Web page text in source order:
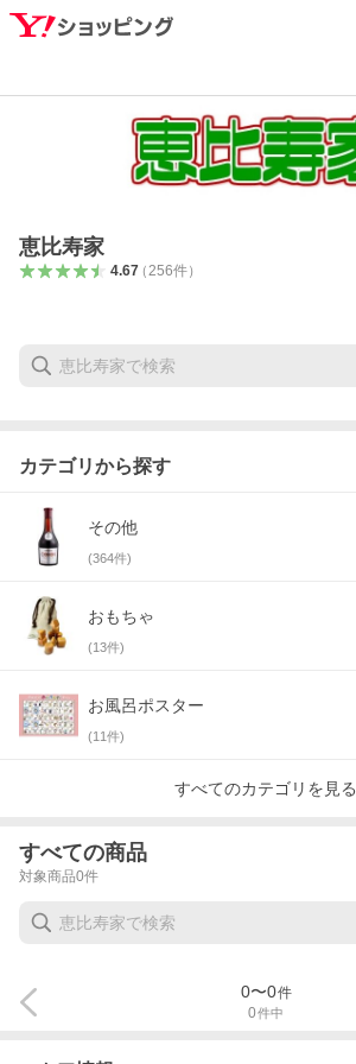
恵比寿家
4.67（256件）
カテゴリから探す
その他
(364件)
おもちゃ
(13件)
お風呂ポスター
(11件)
すべてのカテゴリを見る
すべての商品
対象商品0件
0件中
0〜0件